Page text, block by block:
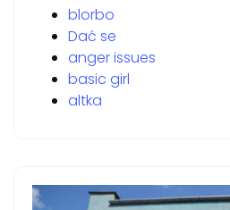
blorbo
Dać se
anger issues
basic girl
altka